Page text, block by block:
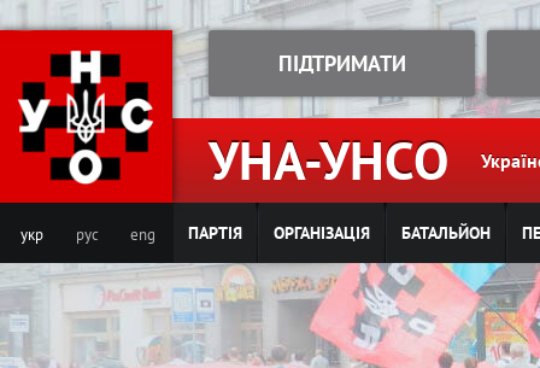
Jump to navigation
УНА-УНСО
ПІДТРИМАТИ
укр рус eng ПАРТІЯ ОРГАНІЗАЦІЯ БАТАЛЬЙОН